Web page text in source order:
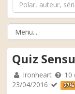
Quiz
Ironheart
10
23/04/2016
27%